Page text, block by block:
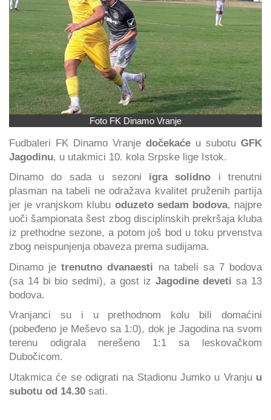
Foto FK Dinamo Vranje
Fudbaleri FK Dinamo Vranje dočekaće u subotu GFK
Jagodinu, u utakmici 10. kola Srpske lige Istok.
Dinamo do sada u sezoni igra solidno i trenutni
plasman na tabeli ne odražava kvalitet pruženih partija
jer je vranjskom klubu oduzeto sedam bodova, najpre
uoči šampionata šest zbog disciplinskih prekršaja kluba
iz prethodne sezone, a potom još bod u toku prvenstva
zbog neispunjenja obaveza prema sudijama.
Dinamo je trenutno dvanaesti na tabeli sa 7 bodova
(sa 14 bi bio sedmi), a gost iz Jagodine deveti sa 13
bodova.
Vranjanci su i u prethodnom kolu bili domaćini
(pobeđeno je Meševo sa 1:0), dok je Jagodina na svom
terenu odigrala nerešeno 1:1 sa leskovačkom
Dubočicom.
Utakmica će se odigrati na Stadionu Jumko u Vranju u
subotu od 14.30 sati.